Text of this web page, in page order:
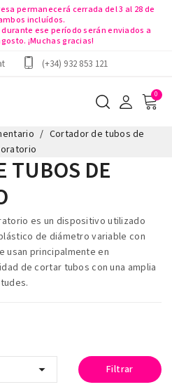
permanecerá cerrada del 3 al 28 de
incluídos.
ese período serán enviados a
¡Muchas gracias!
(+34) 932 853 121
Cortador de tubos de
TUBOS DE
es un dispositivo utilizado
de diámetro variable con
usan principalmente en
de cortar tubos con una amplia
 Filtrar